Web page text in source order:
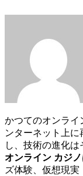
かつてのオンライ
ンターネット上
し、技術の進化
オンライン カジノ
ズ体験、仮想現